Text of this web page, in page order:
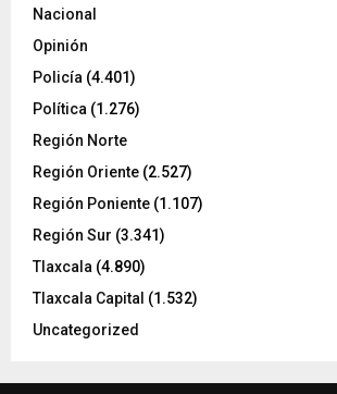
Nacional
Opinión
Policía (4.401)
Política (1.276)
Región Norte
Región Oriente (2.527)
Región Poniente (1.107)
Región Sur (3.341)
Tlaxcala (4.890)
Tlaxcala Capital (1.532)
Uncategorized